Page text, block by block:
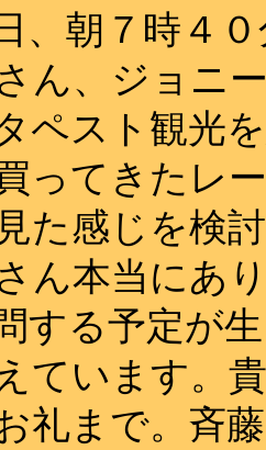
、朝７時４
ん、ジョニ
ペスト観光
ってきたレ
た感じを検
ん本当にあ
する予定が
ています。
礼まで。斉藤